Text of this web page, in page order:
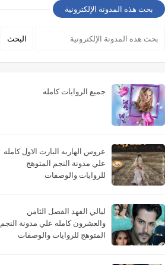
بحث هذه المدونة الإلكترونية
جميع الروايات كامله
عروس الهاربه البارت الاول كامله
علي مدونة النجم المتوهج
للروايات والوصفات
ليالي الفهد الفصل الثامن
والعشرون كامله علي مدونة النجم
المتوهج للروايات والوصفات